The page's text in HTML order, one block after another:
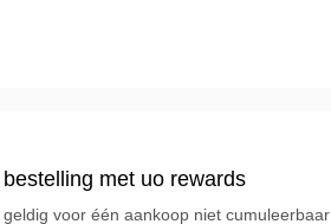
met uo rewards
voor één aankoop niet cumuleerbaar